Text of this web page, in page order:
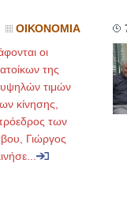
ΟΙΚΟΝΟΜΙΑ
οι
της
τιμών
κίνησης,
των
Γιώργος